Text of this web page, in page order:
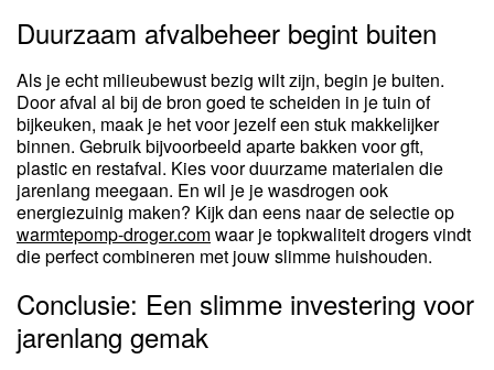
Duurzaam afvalbeheer begint buiten
Als je echt milieubewust bezig wilt zijn, begin je buiten.
Door afval al bij de bron goed te scheiden in je tuin of
bijkeuken, maak je het voor jezelf een stuk makkelijker
binnen. Gebruik bijvoorbeeld aparte bakken voor gft,
plastic en restafval. Kies voor duurzame materialen die
jarenlang meegaan. En wil je je wasdrogen ook
energiezuinig maken? Kijk dan eens naar de selectie op
warmtepomp-droger.comwaar je topkwaliteit drogers vindt
die perfect combineren met jouw slimme huishouden.
Conclusie: Een slimme investering voor
jarenlang gemak